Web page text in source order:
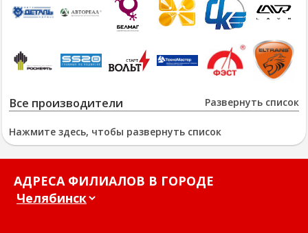
Развернуть список
Все производители
Нажмите здесь, чтобы развернуть список
АДРЕСА ФИЛИАЛОВ В ГОРОДЕ